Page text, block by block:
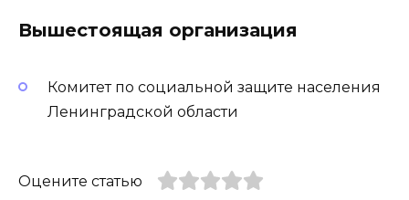
Вышестоящая организация
Комитет по социальной защите населения
Ленинградской области
Оцените статью